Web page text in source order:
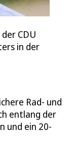
CDU
in der
Rad- und
entlang der
und ein 20-